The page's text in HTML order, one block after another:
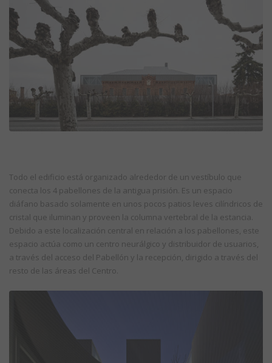
Todo el edificio está organizado alrededor de un vestíbulo que
conecta los 4 pabellones de la antigua prisión. Es un espacio
diáfano basado solamente en unos pocos patios leves cilíndricos de
cristal que iluminan y proveen la columna vertebral de la estancia.
Debido a este localización central en relación a los pabellones, este
espacio actúa como un centro neurálgico y distribuidor de usuarios,
a través del acceso del Pabellón y la recepción, dirigido a través del
resto de las áreas del Centro.